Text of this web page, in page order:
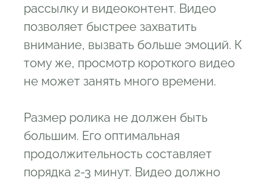
рассылку и видеоконтент. Видео
позволяет быстрее захватить
внимание, вызвать больше эмоций. К
тому же, просмотр короткого видео
не может занять много времени.
Размер ролика не должен быть
большим. Его оптимальная
продолжительность составляет
порядка 2-3 минут. Видео должно